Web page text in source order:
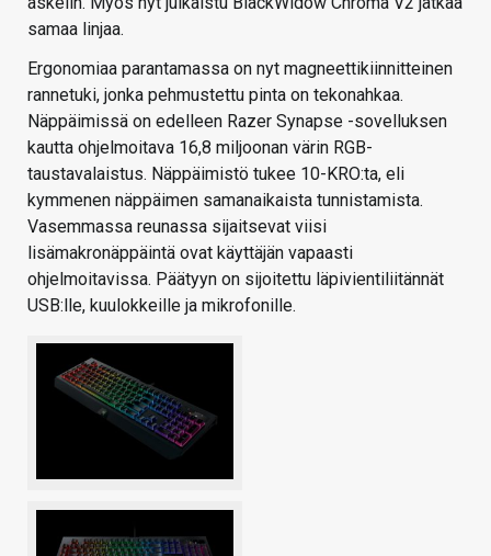
samaa linjaa.
Ergonomiaa parantamassa on nyt magneettikiinnitteinen
rannetuki, jonka pehmustettu pinta on tekonahkaa.
Näppäimissä on edelleen Razer Synapse -sovelluksen
kautta ohjelmoitava 16,8 miljoonan värin RGB-
taustavalaistus. Näppäimistö tukee 10-KRO:ta, eli
kymmenen näppäimen samanaikaista tunnistamista.
Vasemmassa reunassa sijaitsevat viisi
lisämakronäppäintä ovat käyttäjän vapaasti
ohjelmoitavissa. Päätyyn on sijoitettu läpivientiliitännät
USB:lle, kuulokkeille ja mikrofonille.